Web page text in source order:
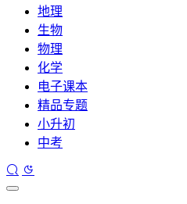
地理
生物
物理
化学
电子课本
精品专题
小升初
中考